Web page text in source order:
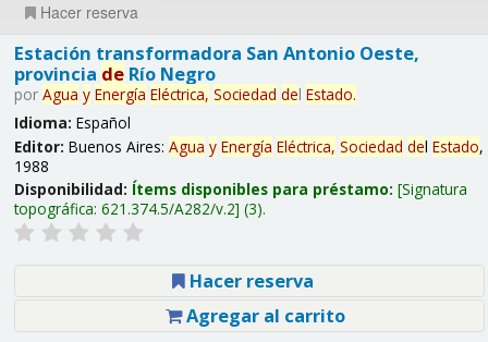
Hacer reserva
Estación transformadora San Antonio Oeste,
provincia deRío Negro
por Agua y Energía Eléctrica, Sociedad del Estado.
Idioma: Español
Editor: Buenos Aires: Agua y Energía Eléctrica, Sociedad del Estado,
1988
Disponibilidad: Ítems disponibles para préstamo: Signatura
topográfica: 621.374.5/A282/v.2 (3).
Hacer reserva
Agregar al carrito